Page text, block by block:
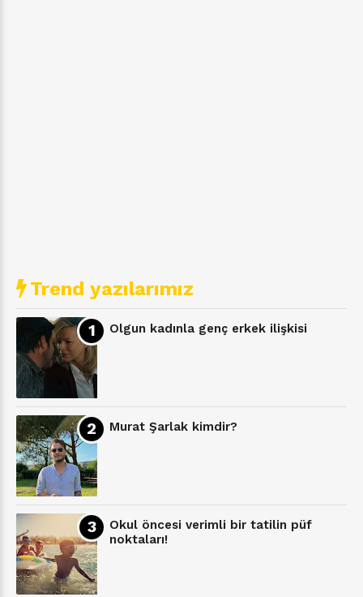
Trend yazılarımız
Olgun kadınla genç erkek ilişkisi
Murat Şarlak kimdir?
Okul öncesi verimli bir tatilin püf
noktaları!